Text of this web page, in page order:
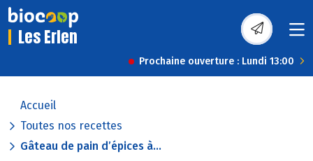
Les Erlen
Prochaine ouverture : Lundi 13:00
Accueil
Toutes nos recettes
Gâteau de pain d’épices à...